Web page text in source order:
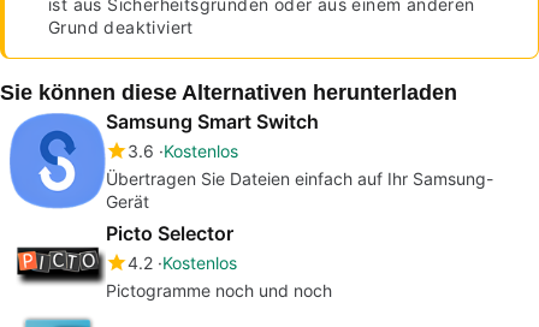
ist aus Sicherheitsgründen oder aus einem anderen
Grund deaktiviert
Sie können diese Alternativen herunterladen
Samsung Smart Switch
3.6 Kostenlos
Übertragen Sie Dateien einfach auf Ihr Samsung-
Gerät
Picto Selector
4.2 Kostenlos
Pictogramme noch und noch